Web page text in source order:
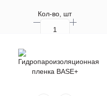
Кол-во, шт